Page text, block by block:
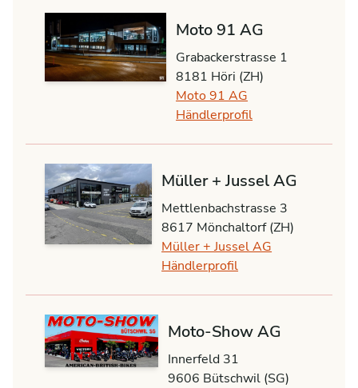
Moto 91 AG
Grabackerstrasse 1
8181 Höri (ZH)
Moto 91 AG
Händlerprofil
Müller + Jussel AG
Mettlenbachstrasse 3
8617 Mönchaltorf (ZH)
Müller + Jussel AG
Händlerprofil
Moto-Show AG
Innerfeld 31
9606 Bütschwil (SG)